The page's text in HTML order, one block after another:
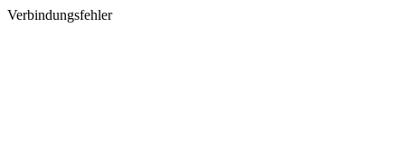
Verbindungsfehler